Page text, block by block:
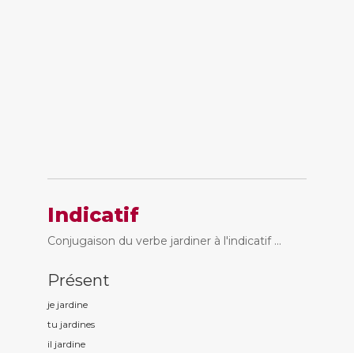
Indicatif
Conjugaison du verbe jardiner à l'indicatif ...
Présent
je jardine
tu jardines
il jardine